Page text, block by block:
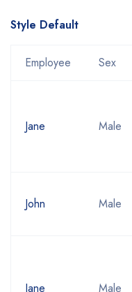
Style Default
Employee Sex
Jane Male
John Male
Jane Male